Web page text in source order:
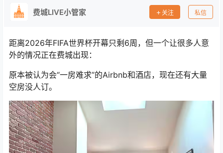
费城LIVE小管家 关注 私信
距离2026年FIFA世界杯开幕只剩6周，但一个让很多人意
外的情况正在费城出现：
原本被认为会“一房难求”的Airbnb和酒店，现在还有大量
空房没人订。